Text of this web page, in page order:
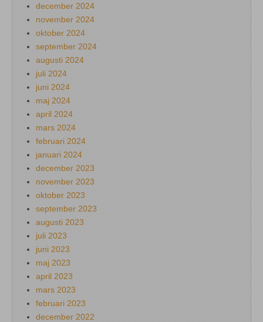
december 2024
november 2024
oktober 2024
september 2024
augusti 2024
juli 2024
juni 2024
maj 2024
april 2024
mars 2024
februari 2024
januari 2024
december 2023
november 2023
oktober 2023
september 2023
augusti 2023
juli 2023
juni 2023
maj 2023
april 2023
mars 2023
februari 2023
december 2022